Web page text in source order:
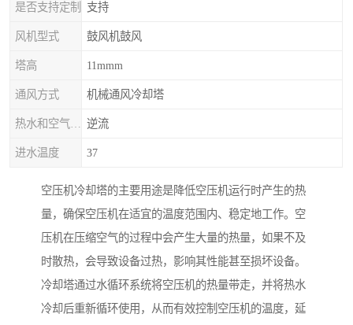
是否支持定制 支持
风机型式 鼓风机鼓风
塔高 11mmm
通风方式 机械通风冷却塔
逆流
进水温度 37
空压机冷却塔的主要用途是降低空压机运行时产生的热
量，确保空压机在适宜的温度范围内、稳定地工作。空
压机在压缩空气的过程中会产生大量的热量，如果不及
时散热，会导致设备过热，影响其性能甚至损坏设备。
冷却塔通过水循环系统将空压机的热量带走，并将热水
冷却后重新循环使用，从而有效控制空压机的温度，延